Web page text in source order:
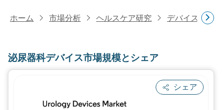
ホーム 市場分析 ヘルスケア研究 デバイス・医
泌尿器科デバイス市場規模とシェア
シェア